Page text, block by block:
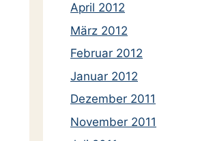
April 2012
März 2012
Februar 2012
Januar 2012
Dezember 2011
November 2011